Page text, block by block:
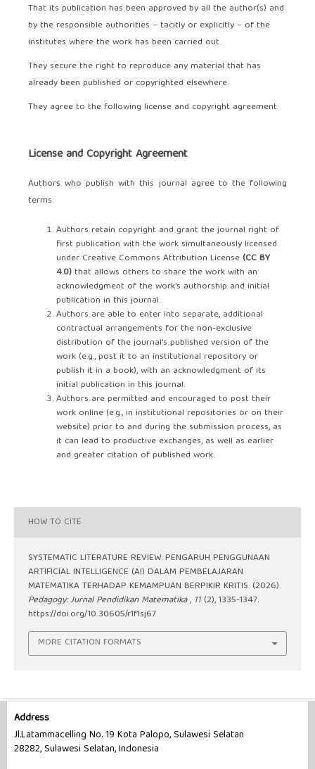
That its publication has been approved by all the author(s) and
by the responsible authorities – tacitly or explicitly – of the
institutes where the work has been carried out.
They secure the right to reproduce any material that has
already been published or copyrighted elsewhere.
They agree to the following license and copyright agreement.
License and Copyright Agreement
Authors who publish with this journal agree to the following
terms:
Authors retain copyright and grant the journal right of
first publication with the work simultaneously licensed
under Creative Commons Attribution License (CC BY
4.0)that allows others to share the work with an
acknowledgment of the work's authorship and initial
publication in this journal.
Authors are able to enter into separate, additional
contractual arrangements for the non-exclusive
distribution of the journal's published version of the
work (e.g., post it to an institutional repository or
publish it in a book), with an acknowledgment of its
initial publication in this journal.
Authors are permitted and encouraged to post their
work online (e.g., in institutional repositories or on their
website) prior to and during the submission process, as
it can lead to productive exchanges, as well as earlier
and greater citation of published work.
HOW TO CITE
SYSTEMATIC LITERATURE REVIEW: PENGARUH PENGGUNAAN
ARTIFICIAL INTELLIGENCE (AI) DALAM PEMBELAJARAN
MATEMATIKA TERHADAP KEMAMPUAN BERPIKIR KRITIS. (2026).
Pedagogy: Jurnal Pendidikan Matematika, 11 (2), 1335-1347.
https://doi.org/10.30605/r1f1sj67
MORE CITATION FORMATS
Address
Jl.Latammacelling No. 19 Kota Palopo, Sulawesi Selatan
28282, Sulawesi Selatan, Indonesia